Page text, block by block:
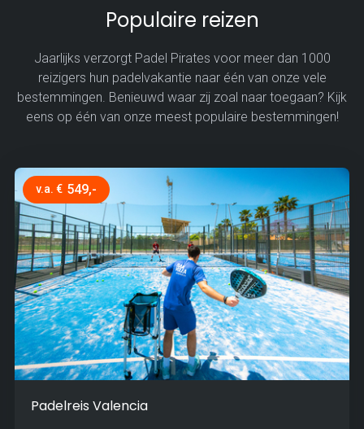
Populaire reizen
Jaarlijks verzorgt Padel Pirates voor meer dan 1000
reizigers hun padelvakantie naar één van onze vele
bestemmingen. Benieuwd waar zij zoal naar toegaan? Kijk
eens op één van onze meest populaire bestemmingen!
v.a. € 549,-
Padelreis Valencia